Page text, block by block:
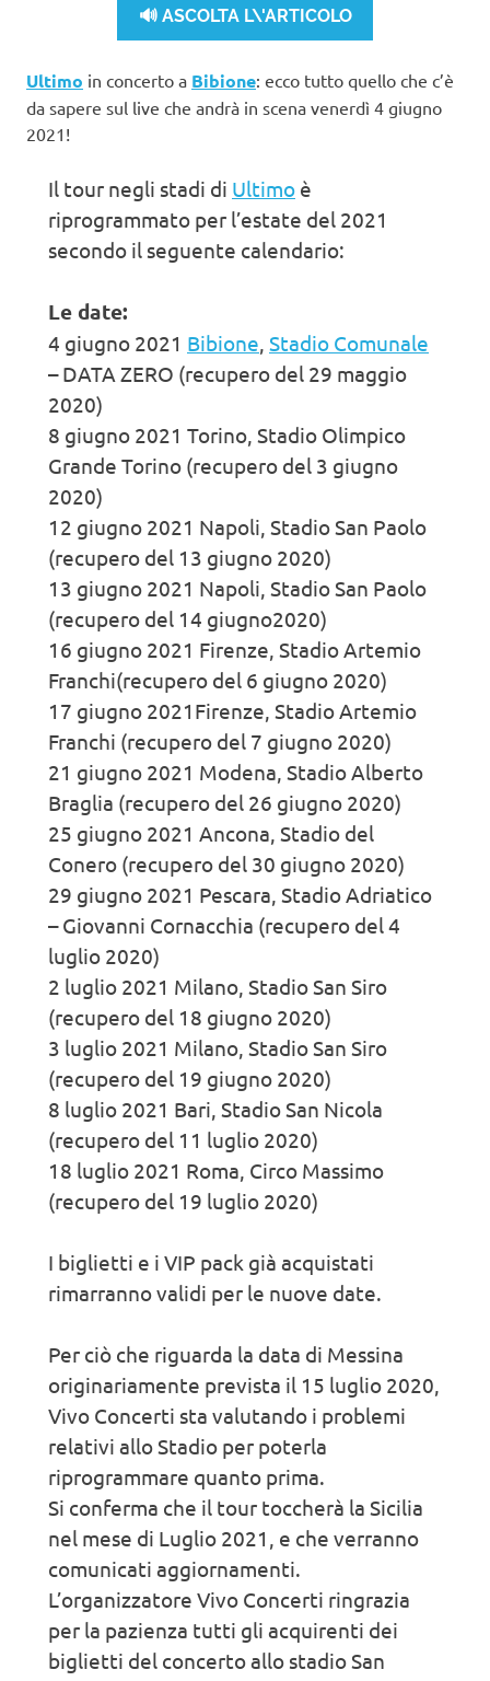
🔊 ASCOLTA L\'ARTICOLO
Ultimo in concerto a Bibione: ecco tutto quello che c’è
da sapere sul live che andrà in scena venerdì 4 giugno
2021!
Il tour negli stadi di Ultimo è
riprogrammato per l’estate del 2021
secondo il seguente calendario:
Le date:
4 giugno 2021 Bibione, Stadio Comunale
– DATA ZERO (recupero del 29 maggio
2020)
8 giugno 2021 Torino, Stadio Olimpico
Grande Torino (recupero del 3 giugno
2020)
12 giugno 2021 Napoli, Stadio San Paolo
(recupero del 13 giugno 2020)
13 giugno 2021 Napoli, Stadio San Paolo
(recupero del 14 giugno2020)
16 giugno 2021 Firenze, Stadio Artemio
Franchi(recupero del 6 giugno 2020)
17 giugno 2021Firenze, Stadio Artemio
Franchi (recupero del 7 giugno 2020)
21 giugno 2021 Modena, Stadio Alberto
Braglia (recupero del 26 giugno 2020)
25 giugno 2021 Ancona, Stadio del
Conero (recupero del 30 giugno 2020)
29 giugno 2021 Pescara, Stadio Adriatico
– Giovanni Cornacchia (recupero del 4
luglio 2020)
2 luglio 2021 Milano, Stadio San Siro
(recupero del 18 giugno 2020)
3 luglio 2021 Milano, Stadio San Siro
(recupero del 19 giugno 2020)
8 luglio 2021 Bari, Stadio San Nicola
(recupero del 11 luglio 2020)
18 luglio 2021 Roma, Circo Massimo
(recupero del 19 luglio 2020)
I biglietti e i VIP pack già acquistati
rimarranno validi per le nuove date.
Per ciò che riguarda la data di Messina
originariamente prevista il 15 luglio 2020,
Vivo Concerti sta valutando i problemi
relativi allo Stadio per poterla
riprogrammare quanto prima.
Si conferma che il tour toccherà la Sicilia
nel mese di Luglio 2021, e che verranno
comunicati aggiornamenti.
L’organizzatore Vivo Concerti ringrazia
per la pazienza tutti gli acquirenti dei
biglietti del concerto allo stadio San